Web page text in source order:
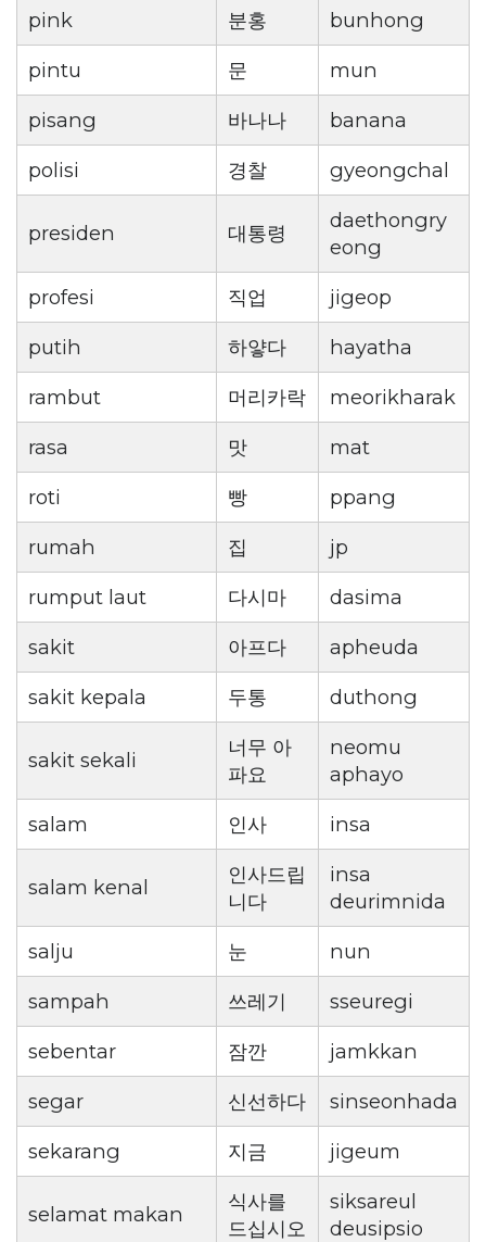
pink 분홍
bunhong
pintu
문
mun
pisang
바나나
banana
polisi
경찰 gyeongchal
presiden 대통령
daethongry
eong
profesi
직업
jigeop
putih
하얗다
hayatha
rambut
머리카락
meorikharak
rasa
맛
mat
roti
빵
ppang
rumah
집
jp
rumput laut
다시마
dasima
sakit
아프다
apheuda
sakit kepala
두통 duthong
sakit sekali
너무 아
파요
neomu
aphayo
salam
인사 insa
salam kenal
인사드립
니다
insa
deurimnida
salju
눈
nun
sampah
쓰레기
sseuregi
sebentar
잠깐
jamkkan
segar
신선하다
sinseonhada
sekarang
지금 jigeum
selamat makan
식사를
드십시오
siksareul
deusipsio